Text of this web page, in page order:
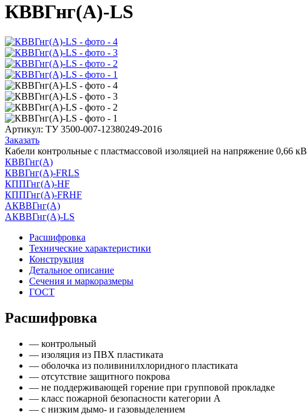
КВВГнг(А)-LS
Артикул: ТУ 3500-007-12380249-2016
Заказать
Кабели контрольные с пластмассовой изоляцией на напряжение 0,66 кВ
КВВГнг(А)
КВВГнг(А)-FRLS
КППГнг(А)-HF
КППГнг(А)-FRHF
АКВВГнг(А)
АКВВГнг(А)-LS
Расшифровка
Технические характеристики
Конструкция
Детальное описание
Сечения и маркоразмеры
ГОСТ
Расшифровка
— контрольный
— изоляция из ПВХ пластиката
— оболочка из поливинилхлоридного пластиката
— отсутствие защитного покрова
— не поддерживающей горение при групповой прокладке
— класс пожарной безопасности категории А
— с низким дымо- и газовыделением